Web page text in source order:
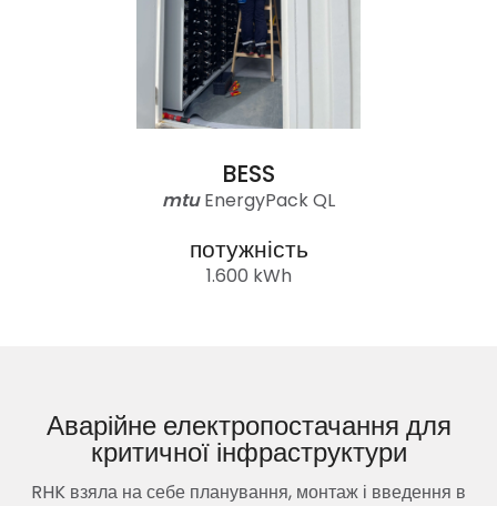
BESS
mtuEnergyPack QL
потужність
1.600 kWh
Аварійне електропостачання для
критичної інфраструктури
RHK взяла на себе планування, монтаж і введення в